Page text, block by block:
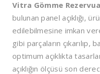
Vitra Gömme
bulunan panel açıklığı,
edilebilmesine imkan
gibi parçaların çıkarılıp,
optimum açıklıkta
açıklığın ölçüsü son